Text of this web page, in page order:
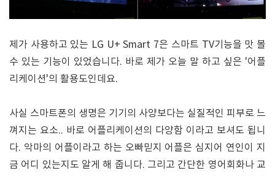
제가 사용하고 있는 LG U+ Smart 7은 스마트 TV기능을 맛 볼
수 있는 기능이 있었습니다. 바로 제가 오늘 말 하고 싶은 '어플
리케이션'의 활용도인데요.
사실 스마트폰의 생명은 기기의 사양보다는 실질적인 피부로 느
껴지는 요소.. 바로 어플리케이션의 다양함 이라고 보셔도 됩니
다. 악마의 어플이라고 하는 오빠믿지 어플은 심지어 연인이 지
금 어디 있는지도 알게 해 줍니다. 그리고 간단한 영어회화나 교